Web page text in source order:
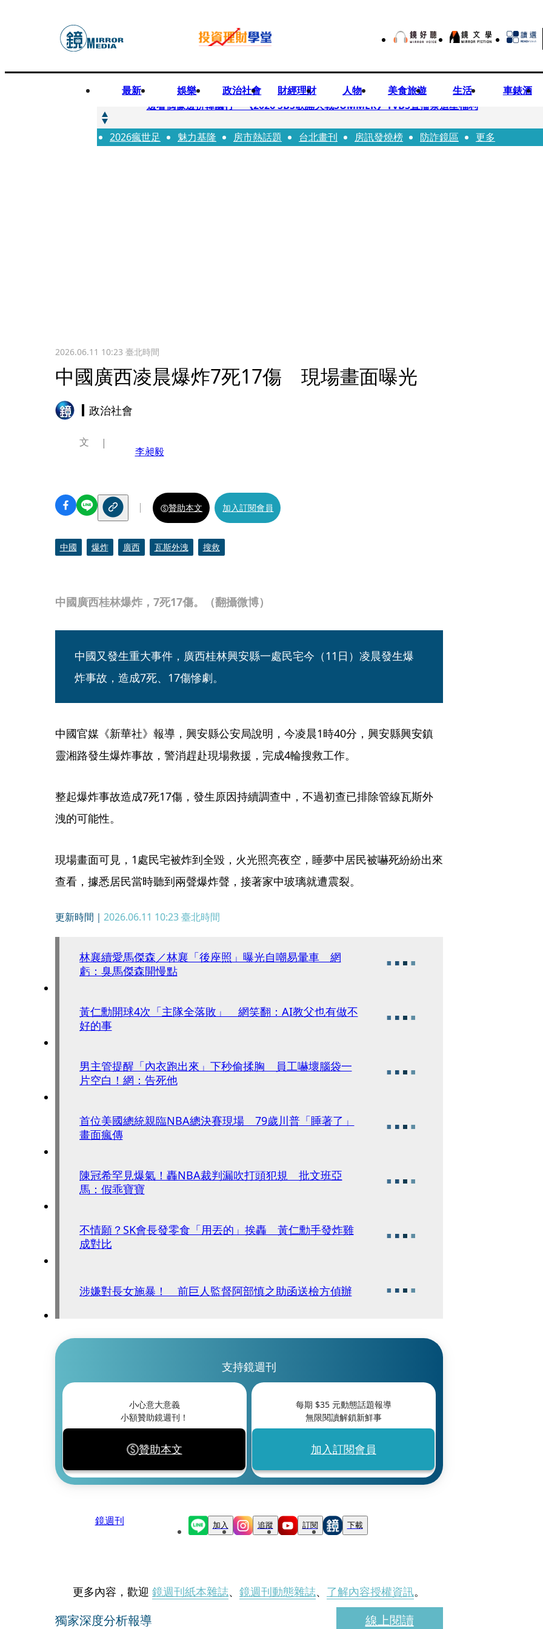
最新 娛樂 政治社會 財經理財 人物 美食旅遊 生活 車錶酒
快訊
邊看偶像邊拚韓國行 《2026 SBS歌謠大戰SUMMER》TVBS直播祭追星福利
快訊
代誌大條火急跳船？ 宏碁派任李文詳接掌兆基屋管2天就喊撤出！
2026瘋世足 魅力基隆 房市熱話題 台北畫刊 房訊發燒榜 防詐鏡區 更多
2026.06.11 10:23 臺北時間
中國廣西凌晨爆炸7死17傷 現場畫面曝光
政治社會
中國廣西桂林爆炸，7死17傷。（翻攝微博）
文
李昶毅
贊助本文 加入訂閱會員
中國 爆炸 廣西 瓦斯外洩 搜救
中國又發生重大事件，廣西桂林興安縣一處民宅今（11日）凌晨發生爆
炸事故，造成7死、17傷慘劇。
中國官媒《新華社》報導，興安縣公安局說明，今凌晨1時40分，興安縣興安鎮
靈湘路發生爆炸事故，警消趕赴現場救援，完成4輪搜救工作。
整起爆炸事故造成7死17傷，發生原因持續調查中，不過初查已排除管線瓦斯外
洩的可能性。
現場畫面可見，1處民宅被炸到全毀，火光照亮夜空，睡夢中居民被嚇死紛紛出來
查看，據悉居民當時聽到兩聲爆炸聲，接著家中玻璃就遭震裂。
更新時間｜ 2026.06.11 10:23臺北時間
林襄續愛馬傑森／林襄「後座照」曝光自嘲易暈車 網
虧：臭馬傑森開慢點
黃仁勳開球4次「主隊全落敗」 網笑翻：AI教父也有做不
好的事
男主管提醒「內衣跑出來」下秒偷揉胸 員工嚇壞腦袋一
片空白！網：告死他
首位美國總統親臨NBA總決賽現場 79歲川普「睡著了」
畫面瘋傳
陳冠希罕見爆氣！轟NBA裁判漏吹打頭犯規 批文班亞
馬：假乖寶寶
不情願？SK會長發零食「用丟的」挨轟 黃仁勳手發炸雞
成對比
涉嫌對長女施暴！ 前巨人監督阿部慎之助函送檢方偵辦
支持鏡週刊
小心意大意義
小額贊助鏡週刊！
贊助本文
每期 $35元動態話題報導
無限閱讀解鎖新鮮事
加入訂閱會員
鏡週刊 加入 追蹤 訂閱 下載
更多內容，歡迎 鏡週刊紙本雜誌、 鏡週刊動態雜誌、 了解內容授權資訊。
獨家深度分析報導 線上閱讀